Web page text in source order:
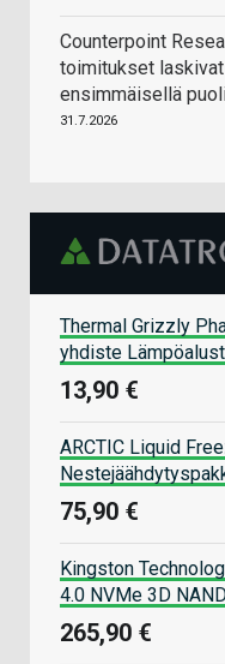
Counterpoint
toimitukset
ensimmäisellä
31.7.2026
Thermal Grizzly
yhdiste
13,90 €
ARCTIC Liquid
75,90 €
Kingston
4.0 NVMe 3D
265,90 €